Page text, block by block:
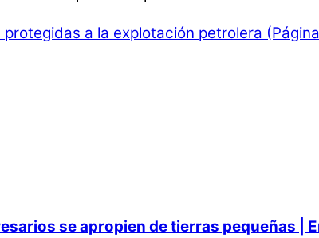
a la explotación petrolera
se apropien de tierras pequeñas |